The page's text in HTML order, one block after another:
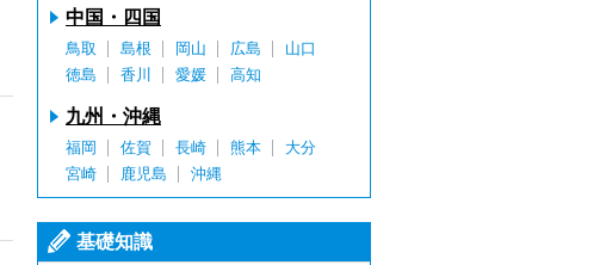
中国・四国
鳥取 島根 岡山 広島
山口
徳島
香川 愛媛 高知
九州・沖縄
福岡 佐賀 長崎 熊本
大分
宮崎
鹿児島 沖縄
基礎知識